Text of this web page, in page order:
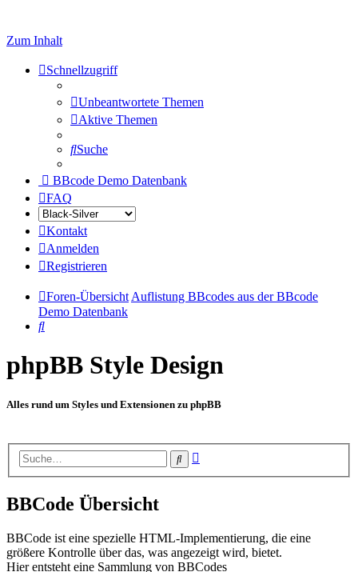
Zum Inhalt
Schnellzugriff
Unbeantwortete Themen
Aktive Themen
Suche
BBcode Demo Datenbank
FAQ
Kontakt
Anmelden
Registrieren
Foren-Übersicht Auflistung BBcodes aus der BBcode
Demo Datenbank
Suche
phpBB Style Design
Alles rund um Styles und Extensionen zu phpBB
Suche
BBCode Übersicht
BBCode ist eine spezielle HTML-Implementierung, die eine
größere Kontrolle über das, was angezeigt wird, bietet.
Hier entsteht eine Sammlung von BBCodes